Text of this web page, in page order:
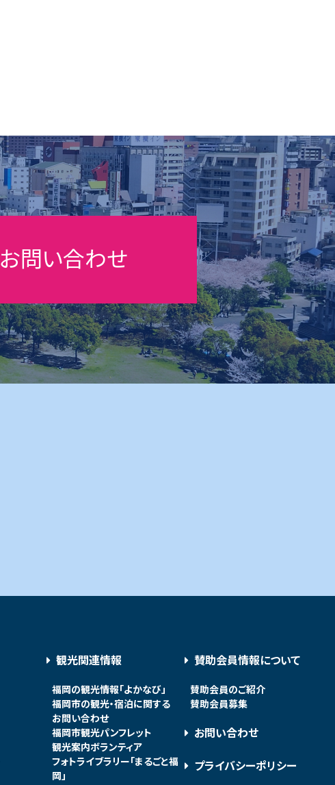
お問い合わせ
観光関連情報
福岡の観光情報「よかなび」
福岡市の観光・宿泊に関する
お問い合わせ
福岡市観光パンフレット
観光案内ボランティア
フォトライブラリー「まるごと福
岡」
賛助会員情報について
賛助会員のご紹介
賛助会員募集
お問い合わせ
プライバシーポリシー